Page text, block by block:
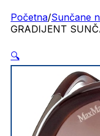
Početna/Sunčane
GRADIJENT
🔍